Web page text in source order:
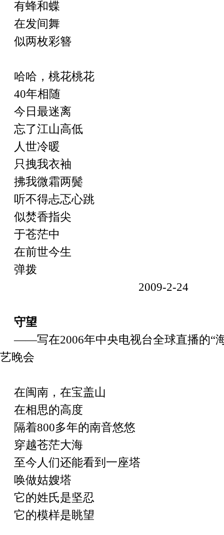
有蜂和蝶
在发间舞
似两枚彩簪
哈哈，桃花桃花
40年相随
今日最迷离
忘了江山高低
人世冷暖
只拽我衣袖
拂我微霜两鬓
听不得忐忑心跳
似焚香指尖
于苍茫中
在前世今生
弹拨
2009-2-24
守望
——写在2006年中央电视台全球直播的“
艺晚会
在闽南，在宝盖山
在相思的高度
隔着800多年的南音悠悠
穿越苍茫大海
至今人们还能看到一座塔
唤做姑嫂塔
它的姓氏是坚忍
它的模样是眺望